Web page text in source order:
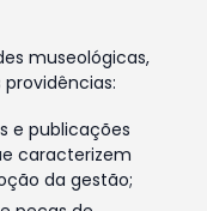
museológicas,
e publicações
caracterizem
da gestão;